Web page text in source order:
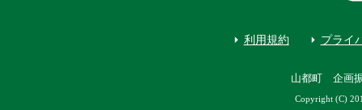
利用規約 プライ
山都町 企画
Copyright (C)